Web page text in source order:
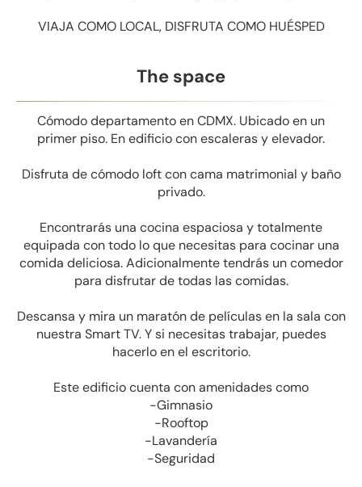
VIAJA COMO LOCAL, DISFRUTA COMO HUÉSPED
The space
Cómodo departamento en CDMX. Ubicado en un
primer piso. En edificio con escaleras y elevador.
Disfruta de cómodo loft con cama matrimonial y baño
privado.
Encontrarás una cocina espaciosa y totalmente
equipada con todo lo que necesitas para cocinar una
comida deliciosa. Adicionalmente tendrás un comedor
para disfrutar de todas las comidas.
Descansa y mira un maratón de películas en la sala con
nuestra Smart TV. Y si necesitas trabajar, puedes
hacerlo en el escritorio.
Este edificio cuenta con amenidades como
-Gimnasio
-Rooftop
-Lavandería
-Seguridad